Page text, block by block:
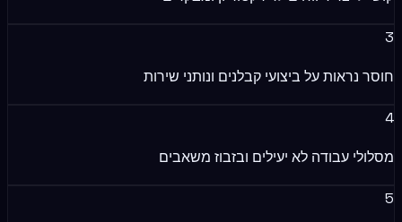
3
חוסר נראות על ביצועי קבלנים ונותני שירות
4
מסלולי עבודה לא יעילים ובזבוז משאבים
5